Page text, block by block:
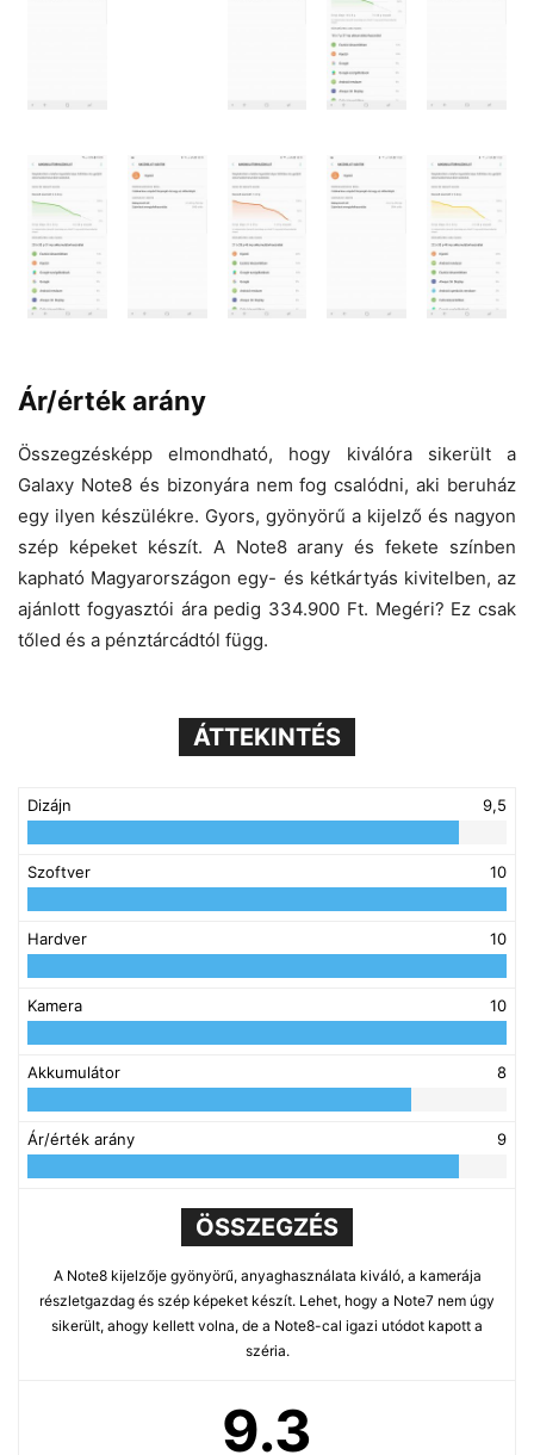
Ár/érték arány
Összegzésképp elmondható, hogy kiválóra sikerült a
Galaxy Note8 és bizonyára nem fog csalódni, aki beruház
egy ilyen készülékre. Gyors, gyönyörű a kijelző és nagyon
szép képeket készít. A Note8 arany és fekete színben
kapható Magyarországon egy- és kétkártyás kivitelben, az
ajánlott fogyasztói ára pedig 334.900 Ft. Megéri? Ez csak
tőled és a pénztárcádtól függ.
ÁTTEKINTÉS
Dizájn 9,5
Szoftver 10
Hardver 10
Kamera 10
Akkumulátor 8
Ár/érték arány 9
ÖSSZEGZÉS
A Note8 kijelzője gyönyörű, anyaghasználata kiváló, a kamerája
részletgazdag és szép képeket készít. Lehet, hogy a Note7 nem úgy
sikerült, ahogy kellett volna, de a Note8-cal igazi utódot kapott a
széria.
9.3